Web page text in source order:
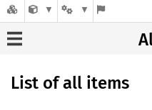
List of all items